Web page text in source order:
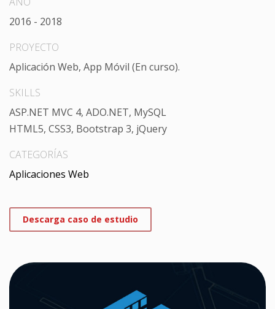
2016 - 2018
PROYECTO
Aplicación Web, App Móvil (En curso).
SKILLS
ASP.NET MVC 4, ADO.NET, MySQL
HTML5, CSS3, Bootstrap 3, jQuery
CATEGORÍAS
Aplicaciones Web
Descarga caso de estudio